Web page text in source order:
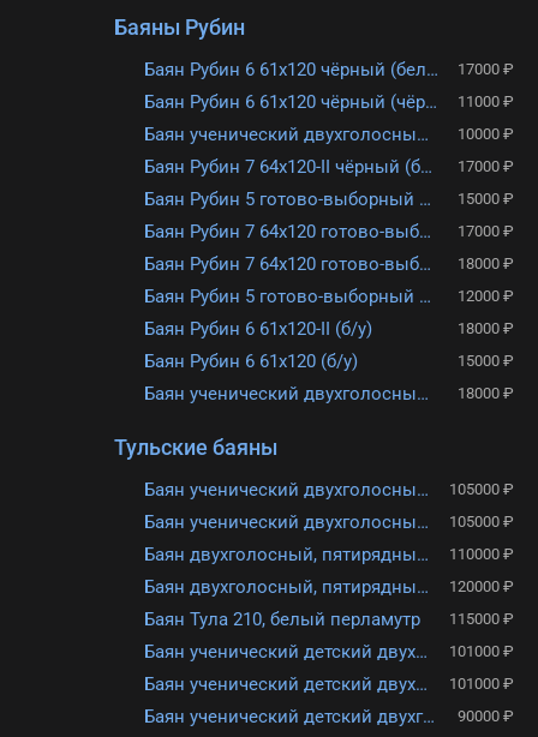
Баяны Рубин
Баян Рубин 6 61х120 чёрный (белые ремни) 17000 ₽
Баян Рубин 6 61х120 чёрный (чёрные ремни) 11000 ₽
Баян ученический двухголосный готово-выборный Рубин 6 61х120 (б/у) 10000 ₽
Баян Рубин 7 64х120-II чёрный (б/у) 17000 ₽
Баян Рубин 5 готово-выборный 55х120 (б/у) 15000 ₽
Баян Рубин 7 64х120 готово-выборный (б/у) 17000 ₽
Баян Рубин 7 64х120 готово-выборный (б/у) 18000 ₽
Баян Рубин 5 готово-выборный 55х120 (б/у) 12000 ₽
Баян Рубин 6 61х120-II (б/у) 18000 ₽
Баян Рубин 6 61х120 (б/у) 15000 ₽
Баян ученический двухголосный Рубин 6 61х120 (Б/у) 18000 ₽
Тульские баяны
Баян ученический двухголосный «Этюд – 205М2» 55×100-II БН-40 105000 ₽
Баян ученический двухголосный Тула 210 БН – 39 105000 ₽
Баян двухголосный, пятирядный с готовым аккомпанементом Тула-209 БН-37 110000 ₽
Баян двухголосный, пятирядный с готовым аккомпанементом Тула-209 БН-37. 120000 ₽
Баян Тула 210, белый перламутр 115000 ₽
Баян ученический детский двухголосный «Тула», 46×80-II БН-41 101000 ₽
Баян ученический детский двухголосный «Тула» 77/46×80-II БН-51 101000 ₽
Баян ученический детский двухголосный «Тула» 77/46×37-II БН–46 90000 ₽